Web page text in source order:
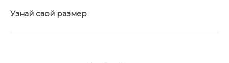
Узнай свой размер